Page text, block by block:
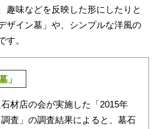
趣味などを反映した形にしたりと
ザイン墓」や、シンプルな洋風の
す。
」
材店の会が実施した「2015年
査」の調査結果によると、墓石